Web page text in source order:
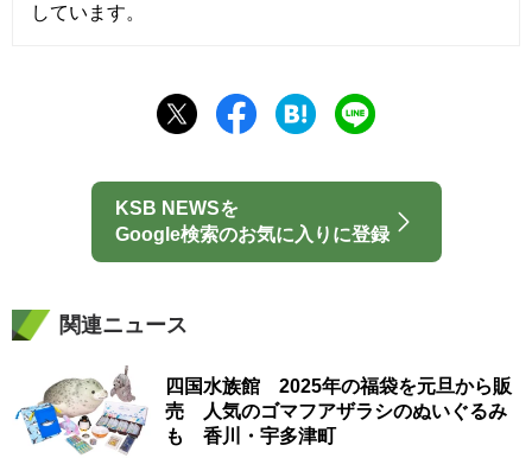
しています。
KSB NEWSを
Google検索のお気に入りに登録
関連ニュース
四国水族館 2025年の福袋を元旦から販
売 人気のゴマフアザラシのぬいぐるみ
も 香川・宇多津町